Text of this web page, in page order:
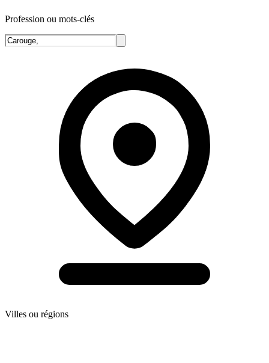
Profession ou mots-clés
Villes ou régions